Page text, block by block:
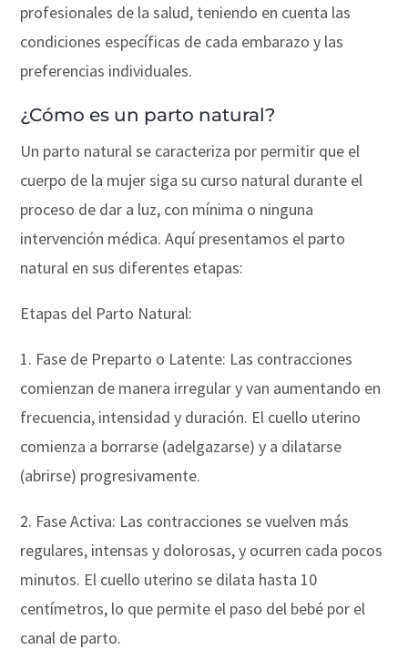
profesionales de la salud, teniendo en cuenta las
condiciones específicas de cada embarazo y las
preferencias individuales.
¿Cómo es un parto natural?
Un parto natural se caracteriza por permitir que el
cuerpo de la mujer siga su curso natural durante el
proceso de dar a luz, con mínima o ninguna
intervención médica. Aquí presentamos el parto
natural en sus diferentes etapas:
Etapas del Parto Natural:
1. Fase de Preparto o Latente: Las contracciones
comienzan de manera irregular y van aumentando en
frecuencia, intensidad y duración. El cuello uterino
comienza a borrarse (adelgazarse) y a dilatarse
(abrirse) progresivamente.
2. Fase Activa: Las contracciones se vuelven más
regulares, intensas y dolorosas, y ocurren cada pocos
minutos. El cuello uterino se dilata hasta 10
centímetros, lo que permite el paso del bebé por el
canal de parto.